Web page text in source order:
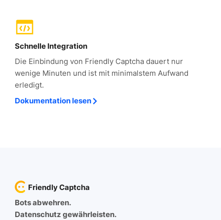
Schnelle Integration
Die Einbindung von Friendly Captcha dauert nur
wenige Minuten und ist mit minimalstem Aufwand
erledigt.
Dokumentation lesen
Friendly Captcha
Bots abwehren.
Datenschutz gewährleisten.